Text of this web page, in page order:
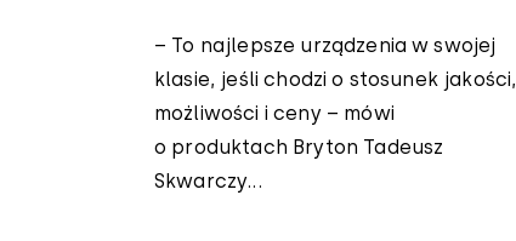
– To najlepsze urządzenia w swojej
klasie, jeśli chodzi o stosunek jakości,
możliwości i ceny – mówi
o produktach Bryton Tadeusz
Skwarczy...